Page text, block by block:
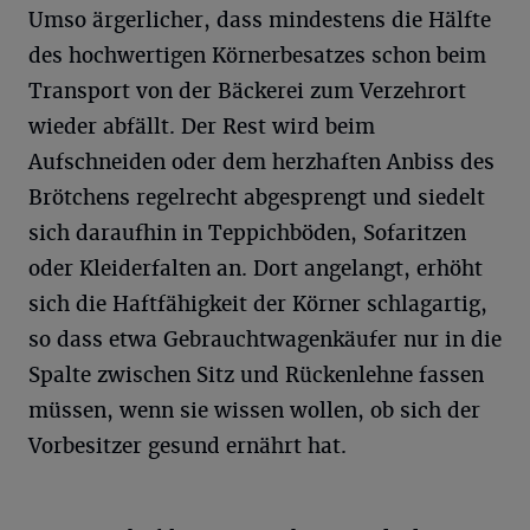
Umso ärgerlicher, dass mindestens die Hälfte
des hochwertigen Körnerbesatzes schon beim
Transport von der Bäckerei zum Verzehrort
wieder abfällt. Der Rest wird beim
Aufschneiden oder dem herzhaften Anbiss des
Brötchens regelrecht abgesprengt und siedelt
sich daraufhin in Teppichböden, Sofaritzen
oder Kleiderfalten an. Dort angelangt, erhöht
sich die Haftfähigkeit der Körner schlagartig,
so dass etwa Gebrauchtwagenkäufer nur in die
Spalte zwischen Sitz und Rückenlehne fassen
müssen, wenn sie wissen wollen, ob sich der
Vorbesitzer gesund ernährt hat.